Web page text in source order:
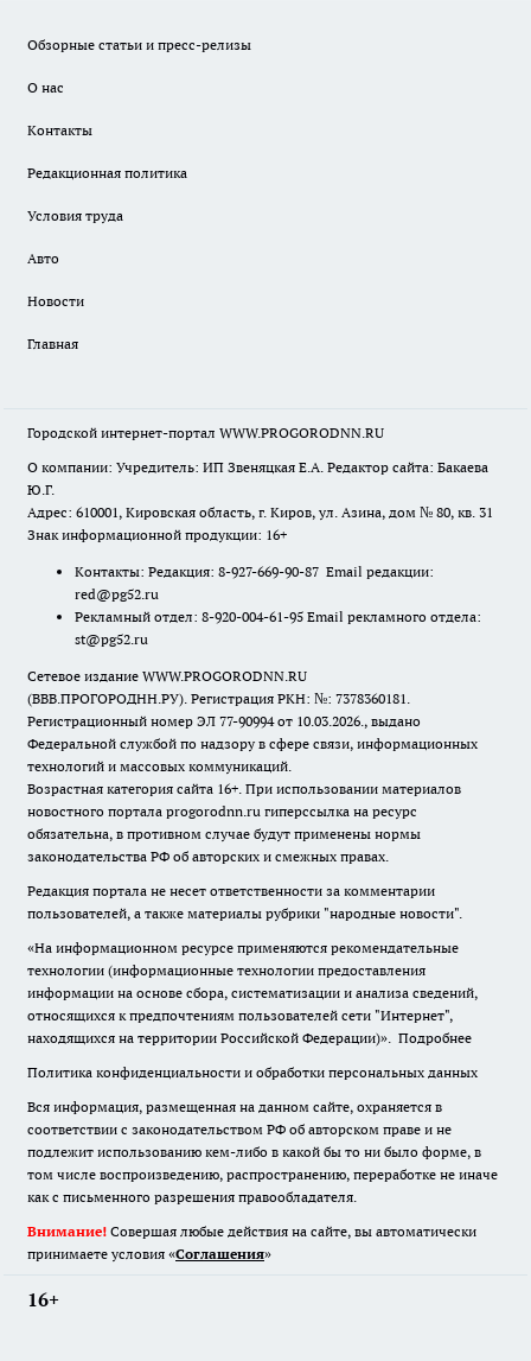
Обзорные статьи и пресс-релизы
О нас
Контакты
Редакционная политика
Условия труда
Авто
Новости
Главная
Городской интернет-портал WWW.PROGORODNN.RU
О компании: Учредитель: ИП Звеняцкая Е.А. Редактор сайта: Бакаева
Ю.Г.
Адрес: 610001, Кировская область, г. Киров, ул. Азина, дом № 80, кв. 31
Знак информационной продукции: 16+
Контакты: Редакция: 8-927-669-90-87 Email редакции:
red@pg52.ru
Рекламный отдел: 8-920-004-61-95 Email рекламного отдела:
st@pg52.ru
Сетевое издание WWW.PROGORODNN.RU
(ВВВ.ПРОГОРОДНН.РУ). Регистрация РКН: №: 7378360181.
Регистрационный номер ЭЛ 77-90994 от 10.03.2026., выдано
Федеральной службой по надзору в сфере связи, информационных
технологий и массовых коммуникаций.
Возрастная категория сайта 16+. При использовании материалов
новостного портала progorodnn.ru гиперссылка на ресурс
обязательна, в противном случае будут применены нормы
законодательства РФ об авторских и смежных правах.
Редакция портала не несет ответственности за комментарии
пользователей, а также материалы рубрики "народные новости".
«На информационном ресурсе применяются рекомендательные
технологии (информационные технологии предоставления
информации на основе сбора, систематизации и анализа сведений,
относящихся к предпочтениям пользователей сети "Интернет",
находящихся на территории Российской Федерации)». Подробнее
Политика конфиденциальности и обработки персональных данных
Вся информация, размещенная на данном сайте, охраняется в
соответствии с законодательством РФ об авторском праве и не
подлежит использованию кем-либо в какой бы то ни было форме, в
том числе воспроизведению, распространению, переработке не иначе
как с письменного разрешения правообладателя.
Внимание! Совершая любые действия на сайте, вы автоматически
принимаете условия «Cоглашения»
16+